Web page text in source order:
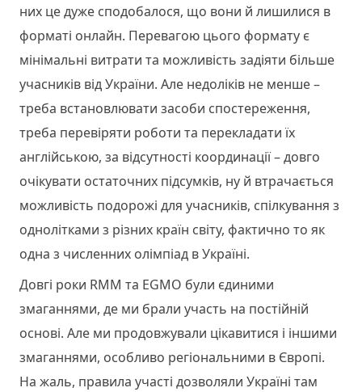
них це дуже сподобалося, що вони й лишилися в
форматі онлайн. Перевагою цього формату є
мінімальні витрати та можливість задіяти більше
учасників від України. Але недоліків не менше –
треба встановлювати засоби спостереження,
треба перевіряти роботи та перекладати їх
англійською, за відсутності координації – довго
очікувати остаточних підсумків, ну й втрачається
можливість подорожі для учасників, спілкування з
однолітками з різних країн світу, фактично то як
одна з численних олімпіад в Україні.
Довгі роки RMM та EGMO були єдиними
змаганнями, де ми брали участь на постійній
основі. Але ми продовжували цікавитися і іншими
змаганнями, особливо регіональними в Європі.
На жаль, правила участі дозволяли Україні там